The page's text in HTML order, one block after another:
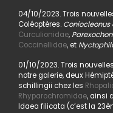
04/10/2023. Trois
Coléoptères. Coniocleonus
Curculionidae,
Coccinellidae, et
01/10/2023. Trois
notre galerie, deux
schillingii chez les
Rhyparochromidae, ainsi
Idaea filicata (c’est la